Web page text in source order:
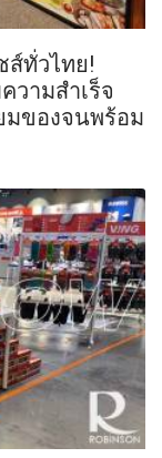
ส์ทั่วไทย!
วามสำเร็จ
ของจนพร้อม